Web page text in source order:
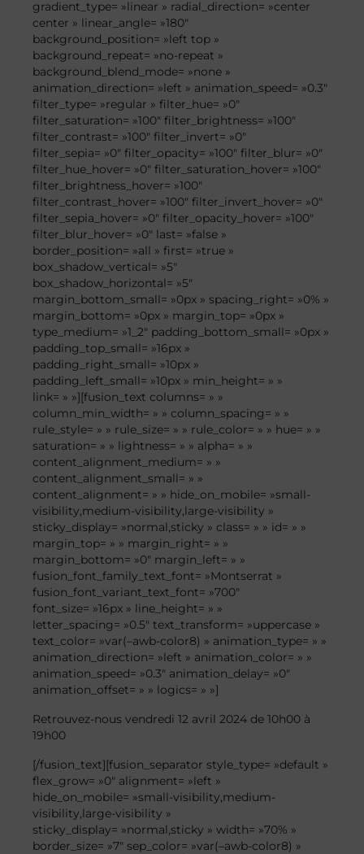
gradient_type= »linear » radial_direction= »center
center » linear_angle= »180″
background_position= »left top »
background_repeat= »no-repeat »
background_blend_mode= »none »
animation_direction= »left » animation_speed= »0.3″
filter_type= »regular » filter_hue= »0″
filter_saturation= »100″ filter_brightness= »100″
filter_contrast= »100″ filter_invert= »0″
filter_sepia= »0″ filter_opacity= »100″ filter_blur= »0″
filter_hue_hover= »0″ filter_saturation_hover= »100″
filter_brightness_hover= »100″
filter_contrast_hover= »100″ filter_invert_hover= »0″
filter_sepia_hover= »0″ filter_opacity_hover= »100″
filter_blur_hover= »0″ last= »false »
border_position= »all » first= »true »
box_shadow_vertical= »5″
box_shadow_horizontal= »5″
margin_bottom_small= »0px » spacing_right= »0% »
margin_bottom= »0px » margin_top= »0px »
type_medium= »1_2″ padding_bottom_small= »0px »
padding_top_small= »16px »
padding_right_small= »10px »
padding_left_small= »10px » min_height= » »
link= » »][fusion_text columns= » »
column_min_width= » » column_spacing= » »
rule_style= » » rule_size= » » rule_color= » » hue= » »
saturation= » » lightness= » » alpha= » »
content_alignment_medium= » »
content_alignment_small= » »
content_alignment= » » hide_on_mobile= »small-
visibility,medium-visibility,large-visibility »
sticky_display= »normal,sticky » class= » » id= » »
margin_top= » » margin_right= » »
margin_bottom= »0″ margin_left= » »
fusion_font_family_text_font= »Montserrat »
fusion_font_variant_text_font= »700″
font_size= »16px » line_height= » »
letter_spacing= »0.5″ text_transform= »uppercase »
text_color= »var(–awb-color8) » animation_type= » »
animation_direction= »left » animation_color= » »
animation_speed= »0.3″ animation_delay= »0″
animation_offset= » » logics= » »]
Retrouvez-nous vendredi 12 avril 2024 de 10h00 à
19h00
[/fusion_text][fusion_separator style_type= »default »
flex_grow= »0″ alignment= »left »
hide_on_mobile= »small-visibility,medium-
visibility,large-visibility »
sticky_display= »normal,sticky » width= »70% »
border_size= »7″ sep_color= »var(–awb-color8) »